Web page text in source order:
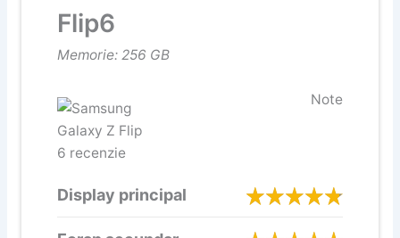
Flip6
Memorie: 256 GB
Note
Display principal